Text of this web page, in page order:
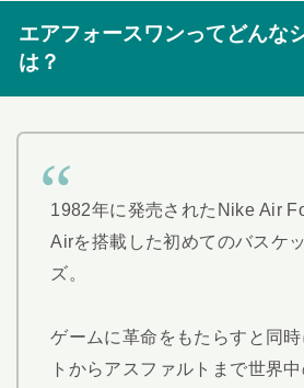
エアフォースワンってどんな
は？
1982年に発売されたNike Air
Airを搭載した初めてのバスケ
ズ。
ゲームに革命をもたらすと同
トからアスファルトまで世界